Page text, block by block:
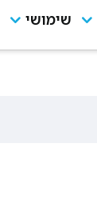
שימושי